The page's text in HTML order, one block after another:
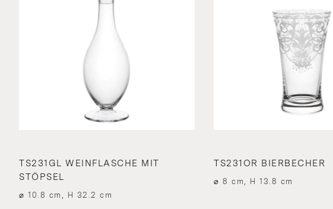
TS231GL WEINFLASCHE MIT
STÖPSEL
⌀ 10.8 cm, H 32.2 cm
TS231OR BIERBECHER
⌀ 8 cm, H 13.8 cm